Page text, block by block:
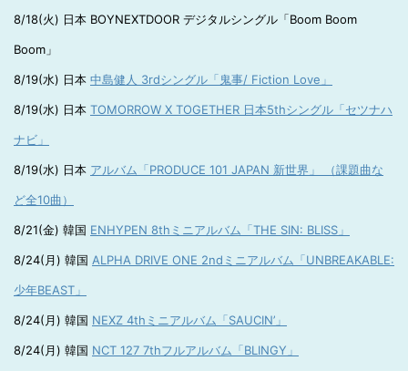
8/18(火) 日本 BOYNEXTDOOR デジタルシングル「Boom Boom
Boom」
8/19(水) 日本 中島健人 3rdシングル「鬼事/ Fiction Love」
8/19(水) 日本 TOMORROW X TOGETHER 日本5thシングル「セツナハ
ナビ」
8/19(水) 日本 アルバム「PRODUCE 101 JAPAN 新世界」 （課題曲な
ど全10曲）
8/21(金) 韓国 ENHYPEN 8thミニアルバム「THE SIN: BLISS」
8/24(月) 韓国 ALPHA DRIVE ONE 2ndミニアルバム「UNBREAKABLE:
少年BEAST」
8/24(月) 韓国 NEXZ 4thミニアルバム「SAUCIN’」
8/24(月) 韓国 NCT 127 7thフルアルバム「BLINGY」